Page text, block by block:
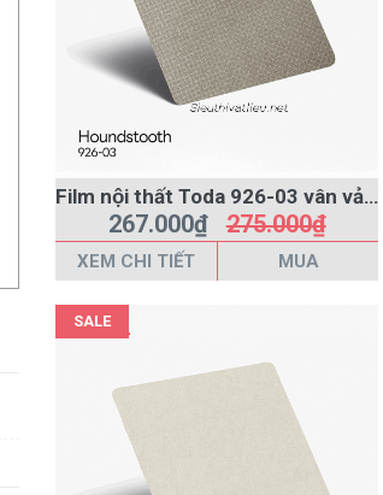
Film nội thất Toda 926-03 vân vải màu nâu
267.000₫275.000₫
XEM CHI TIẾT MUA
SALE